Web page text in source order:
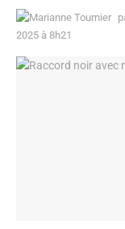
2025 à 8h21